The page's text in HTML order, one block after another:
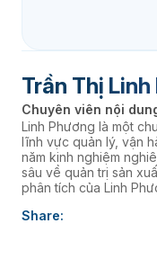
Trần Thị
Chuyên viên nội
Linh Phương là một
lĩnh vực quản lý, vận
năm kinh nghiệm
sâu về quản trị sản
phân tích của Linh
thúc đẩy chuyển đổi
Share: